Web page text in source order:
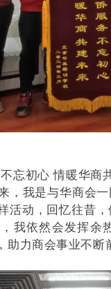
忘初心 情暖华商
，我是与华商会
活动，回忆往昔
我依然会发挥余
助力商会事业不断